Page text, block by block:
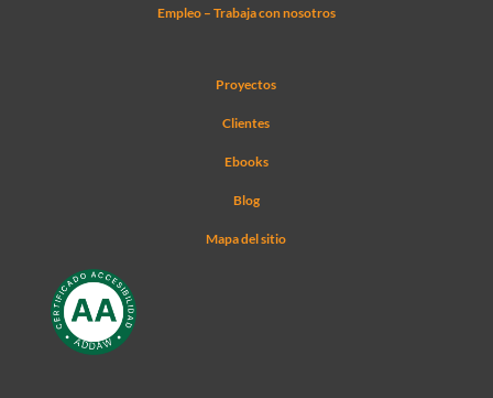
Empleo – Trabaja con nosotros
Proyectos
Clientes
Ebooks
Blog
Mapa del sitio